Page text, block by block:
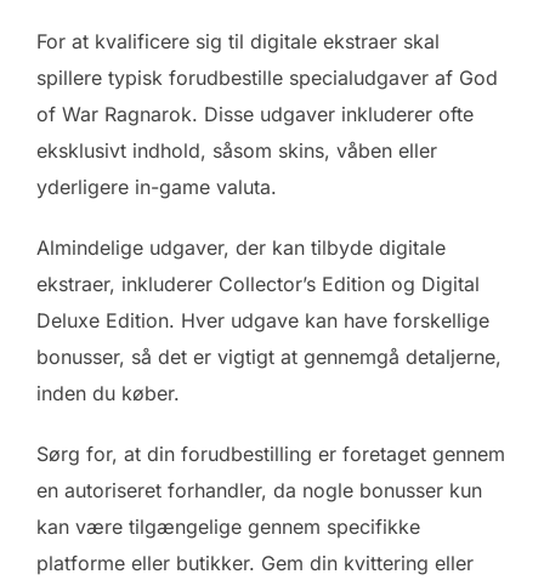
For at kvalificere sig til digitale ekstraer skal
spillere typisk forudbestille specialudgaver af God
of War Ragnarok. Disse udgaver inkluderer ofte
eksklusivt indhold, såsom skins, våben eller
yderligere in-game valuta.
Almindelige udgaver, der kan tilbyde digitale
ekstraer, inkluderer Collector’s Edition og Digital
Deluxe Edition. Hver udgave kan have forskellige
bonusser, så det er vigtigt at gennemgå detaljerne,
inden du køber.
Sørg for, at din forudbestilling er foretaget gennem
en autoriseret forhandler, da nogle bonusser kun
kan være tilgængelige gennem specifikke
platforme eller butikker. Gem din kvittering eller